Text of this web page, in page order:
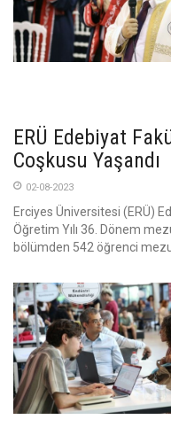
ERÜ Edebiyat
Coşkusu Yaşandı
02-08-2023
Erciyes Üniversitesi (ERÜ)
Öğretim Yılı 36. Dönem
bölümden 542 öğrenci